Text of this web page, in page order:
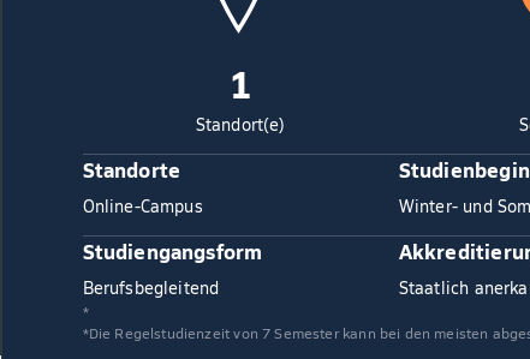
1
Standort(e)
Standorte
Online-Campus Winter- und
Studiengangsform
Berufsbegleitend Staatlich
*
*Die Regelstudienzeit von 7 Semester kann bei den meisten